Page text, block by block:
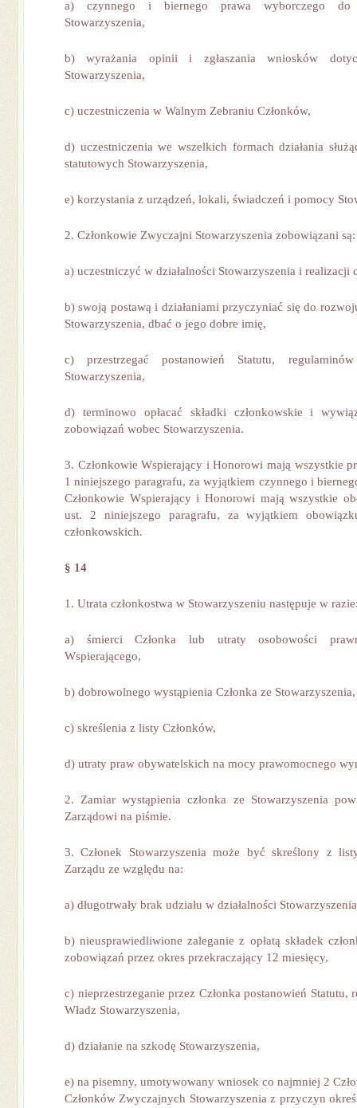
a) czynnego i biernego prawa wyborczego do
Stowarzyszenia,
b) wyrażania opinii i zgłaszania wniosków
Stowarzyszenia,
c) uczestniczenia w Walnym Zebraniu Członków,
d) uczestniczenia we wszelkich formach działania
statutowych Stowarzyszenia,
e) korzystania z urządzeń, lokali, świadczeń i pomocy
2. Członkowie Zwyczajni Stowarzyszenia zobowiązani są:
a) uczestniczyć w działalności Stowarzyszenia i realizacji
b) swoją postawą i działaniami przyczyniać się do
Stowarzyszenia, dbać o jego dobre imię,
c) przestrzegać postanowień Statutu,
Stowarzyszenia,
d) terminowo opłacać składki członkowskie i
zobowiązań wobec Stowarzyszenia.
3. Członkowie Wspierający i Honorowi mają wszystkie
1 niniejszego paragrafu, za wyjątkiem czynnego i
Członkowie Wspierający i Honorowi mają wszystkie
ust. 2 niniejszego paragrafu, za wyjątkiem
członkowskich.
§ 14
1. Utrata członkostwa w Stowarzyszeniu następuje w
a) śmierci Członka lub utraty osobowości
Wspierającego,
b) dobrowolnego wystąpienia Członka ze Stowarzyszenia,
c) skreślenia z listy Członków,
d) utraty praw obywatelskich na mocy prawomocnego
2. Zamiar wystąpienia członka ze Stowarzyszenia
Zarządowi na piśmie.
3. Członek Stowarzyszenia może być skreślony z
Zarządu ze względu na:
a) długotrwały brak udziału w działalności
b) nieusprawiedliwione zaleganie z opłatą składek
zobowiązań przez okres przekraczający 12 miesięcy,
c) nieprzestrzeganie przez Członka postanowień Statutu,
Władz Stowarzyszenia,
d) działanie na szkodę Stowarzyszenia,
e) na pisemny, umotywowany wniosek co najmniej 2
Członków Zwyczajnych Stowarzyszenia z przyczyn